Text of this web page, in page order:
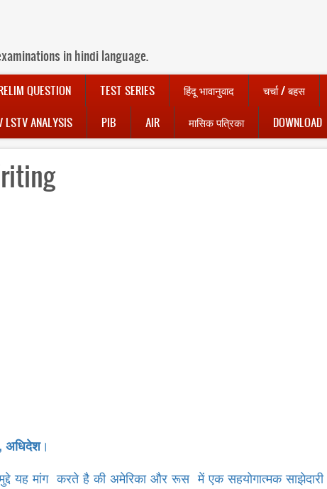
in hindi language.
QUESTION TEST SERIES हिंदू भावानुवाद चर्चा / बहस
LSTV ANALYSIS PIB AIR मासिक पत्रिका DOWNLOAD
अ​धिदेश।
मुद्दे यह मांग करते है की अमेरिका और रूस में एक सहयोगात्मक साझेदारी